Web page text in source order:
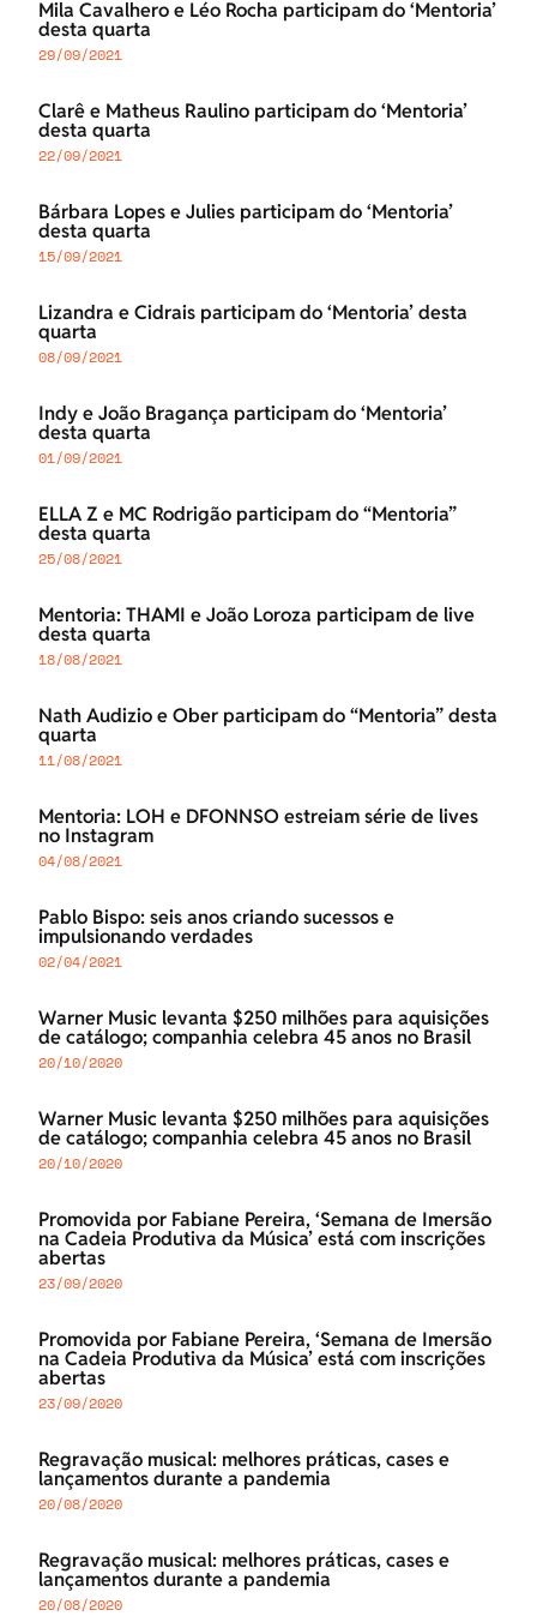
Mila Cavalhero e Léo Rocha participam do ‘Mentoria’
desta quarta
29/09/2021
Clarê e Matheus Raulino participam do ‘Mentoria’
desta quarta
22/09/2021
Bárbara Lopes e Julies participam do ‘Mentoria’
desta quarta
15/09/2021
Lizandra e Cidrais participam do ‘Mentoria’ desta
quarta
08/09/2021
Indy e João Bragança participam do ‘Mentoria’
desta quarta
01/09/2021
ELLA Z e MC Rodrigão participam do “Mentoria”
desta quarta
25/08/2021
Mentoria: THAMI e João Loroza participam de live
desta quarta
18/08/2021
Nath Audizio e Ober participam do “Mentoria” desta
quarta
11/08/2021
Mentoria: LOH e DFONNSO estreiam série de lives
no Instagram
04/08/2021
Pablo Bispo: seis anos criando sucessos e
impulsionando verdades
02/04/2021
Warner Music levanta $250 milhões para aquisições
de catálogo; companhia celebra 45 anos no Brasil
20/10/2020
Warner Music levanta $250 milhões para aquisições
de catálogo; companhia celebra 45 anos no Brasil
20/10/2020
Promovida por Fabiane Pereira, ‘Semana de Imersão
na Cadeia Produtiva da Música’ está com inscrições
abertas
23/09/2020
Promovida por Fabiane Pereira, ‘Semana de Imersão
na Cadeia Produtiva da Música’ está com inscrições
abertas
23/09/2020
Regravação musical: melhores práticas, cases e
lançamentos durante a pandemia
20/08/2020
Regravação musical: melhores práticas, cases e
lançamentos durante a pandemia
20/08/2020